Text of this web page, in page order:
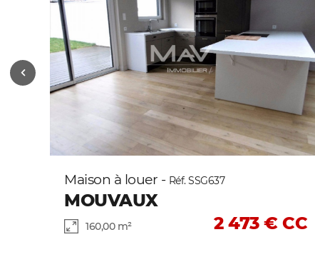
Maison à louer - Réf. SSG637
MOUVAUX
160,00 m² 2 473 € CC